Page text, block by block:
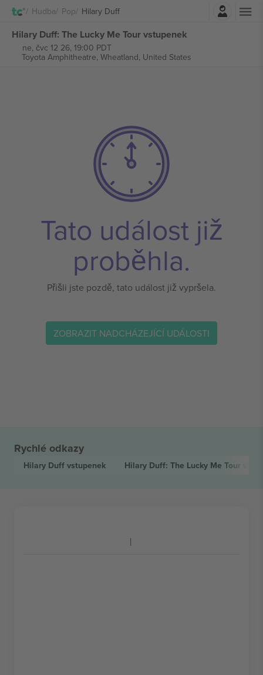
Hudba Pop Hilary Duff
Hilary Duff: The Lucky Me Tour vstupenek
ne, čvc 12 26, 19:00 PDT
Toyota Amphitheatre, Wheatland, United States
Tato událost již
proběhla.
Přišli jste pozdě, tato událost již vypršela.
ZOBRAZIT NADCHÁZEJÍCÍ UDÁLOSTI
Rychlé odkazy
Hilary Duff vstupenek Hilary Duff: The Lucky Me Tour